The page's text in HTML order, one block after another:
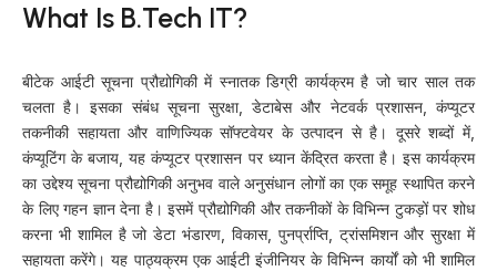
What Is B.Tech IT?
बीटेक आईटी सूचना प्रौद्योगिकी में स्नातक डिग्री कार्यक्रम है जो चार साल तक
चलता है। इसका संबंध सूचना सुरक्षा, डेटाबेस और नेटवर्क प्रशासन, कंप्यूटर
तकनीकी सहायता और वाणिज्यिक सॉफ्टवेयर के उत्पादन से है। दूसरे शब्दों में,
कंप्यूटिंग के बजाय, यह कंप्यूटर प्रशासन पर ध्यान केंद्रित करता है। इस कार्यक्रम
का उद्देश्य सूचना प्रौद्योगिकी अनुभव वाले अनुसंधान लोगों का एक समूह स्थापित करने
के लिए गहन ज्ञान देना है। इसमें प्रौद्योगिकी और तकनीकों के विभिन्न टुकड़ों पर शोध
करना भी शामिल है जो डेटा भंडारण, विकास, पुनर्प्राप्ति, ट्रांसमिशन और सुरक्षा में
सहायता करेंगे। यह पाठ्यक्रम एक आईटी इंजीनियर के विभिन्न कार्यों को भी शामिल